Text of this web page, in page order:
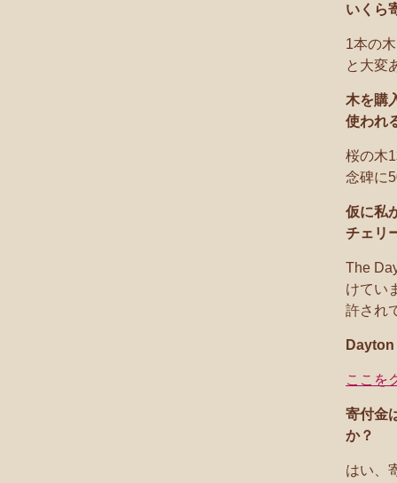
いくら
1本の
と大変
木を購
使われ
桜の木
念碑に
仮に私
チェリ
The
けてい
許され
ここを
寄付金
か？
はい、